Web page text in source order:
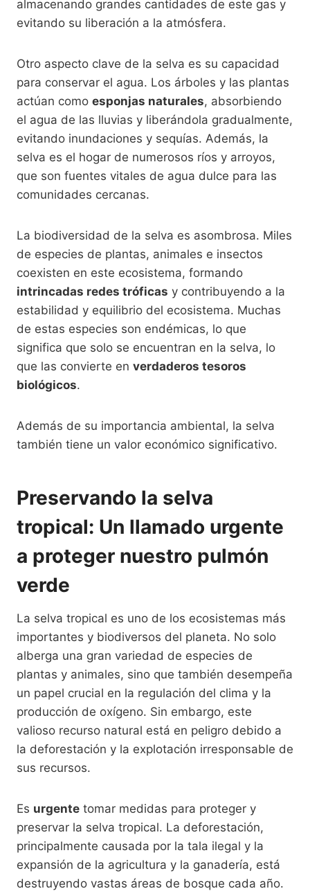
almacenando grandes cantidades de este gas y
evitando su liberación a la atmósfera.
Otro aspecto clave de la selva es su capacidad
para conservar el agua. Los árboles y las plantas
actúan como esponjas naturales, absorbiendo
el agua de las lluvias y liberándola gradualmente,
evitando inundaciones y sequías. Además, la
selva es el hogar de numerosos ríos y arroyos,
que son fuentes vitales de agua dulce para las
comunidades cercanas.
La biodiversidad de la selva es asombrosa. Miles
de especies de plantas, animales e insectos
coexisten en este ecosistema, formando
intrincadas redes tróficas y contribuyendo a la
estabilidad y equilibrio del ecosistema. Muchas
de estas especies son endémicas, lo que
significa que solo se encuentran en la selva, lo
que las convierte en verdaderos tesoros
biológicos.
Además de su importancia ambiental, la selva
también tiene un valor económico significativo.
Preservando la selva
tropical: Un llamado urgente
a proteger nuestro pulmón
verde
La selva tropical es uno de los ecosistemas más
importantes y biodiversos del planeta. No solo
alberga una gran variedad de especies de
plantas y animales, sino que también desempeña
un papel crucial en la regulación del clima y la
producción de oxígeno. Sin embargo, este
valioso recurso natural está en peligro debido a
la deforestación y la explotación irresponsable de
sus recursos.
Es urgente tomar medidas para proteger y
preservar la selva tropical. La deforestación,
principalmente causada por la tala ilegal y la
expansión de la agricultura y la ganadería, está
destruyendo vastas áreas de bosque cada año.